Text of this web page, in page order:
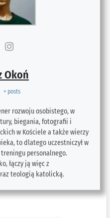
Okoń
+ posts
rozwoju osobistego, w
biegania, fotografii i
w Kościele a także wierzy
to dlatego uczestniczył w
personalnego.
łączy ją więc z
teologią katolicką.